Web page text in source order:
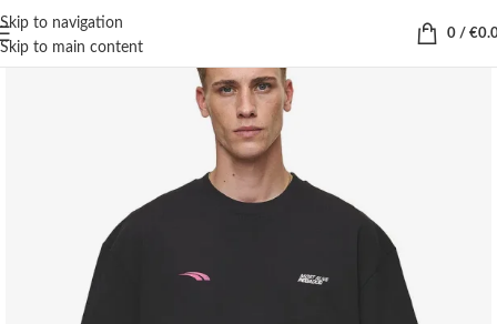
Skip to navigation
Skip to main content
0 / €